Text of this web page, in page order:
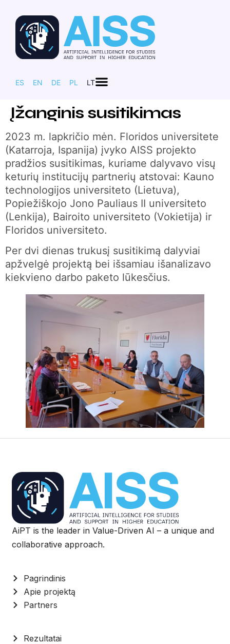
ES EN DE PL LT
Įžanginis susitikimas
2023 m. lapkričio mėn. Floridos universitete
(Katarroja, Ispanija) įvyko AISS projekto
pradžios susitikimas, kuriame dalyvavo visų
keturių institucijų partnerių atstovai: Kauno
technologijos universiteto (Lietuva),
Popiežiškojo Jono Pauliaus II universiteto
(Lenkija), Bairoito universiteto (Vokietija) ir
Floridos universiteto.
Per dvi dienas trukusį susitikimą dalyviai
apžvelgė projektą bei išsamiau išanalizavo
kiekvieno darbo paketo lūkesčius.
AiPT is the leader in Value-Driven AI – a unique and
collaborative approach.
Pagrindinis
Apie projektą
Partners
Rezultatai